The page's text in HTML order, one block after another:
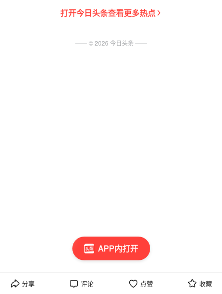
APP内打开
打开今日头条查看更多热点
分享 评论 点赞 收藏
—— ©2026 今日头条 ——